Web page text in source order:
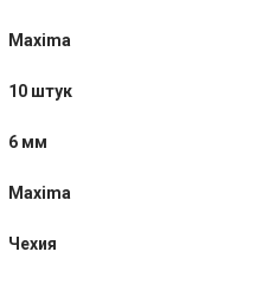
Maxima
10 штук
6 мм
Maxima
Чехия